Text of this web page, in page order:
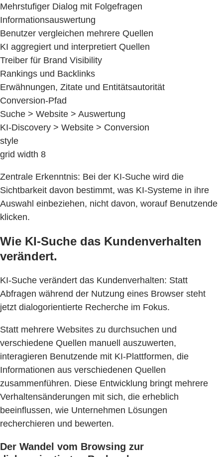
Mehrstufiger Dialog mit Folgefragen
Informationsauswertung
Benutzer vergleichen mehrere Quellen
KI aggregiert und interpretiert Quellen
Treiber für Brand Visibility
Rankings und Backlinks
Erwähnungen, Zitate und Entitätsautorität
Conversion-Pfad
Suche > Website > Auswertung
KI-Discovery > Website > Conversion
style
grid width 8
Zentrale Erkenntnis: Bei der KI-Suche wird die
Sichtbarkeit davon bestimmt, was KI-Systeme in ihre
Auswahl einbeziehen, nicht davon, worauf Benutzende
klicken.
Wie KI-Suche das Kundenverhalten
verändert.
KI-Suche verändert das Kundenverhalten: Statt
Abfragen während der Nutzung eines Browser steht
jetzt dialogorientierte Recherche im Fokus.
Statt mehrere Websites zu durchsuchen und
verschiedene Quellen manuell auszuwerten,
interagieren Benutzende mit KI-Plattformen, die
Informationen aus verschiedenen Quellen
zusammenführen. Diese Entwicklung bringt mehrere
Verhaltensänderungen mit sich, die erheblich
beeinflussen, wie Unternehmen Lösungen
recherchieren und bewerten.
Der Wandel vom Browsing zur